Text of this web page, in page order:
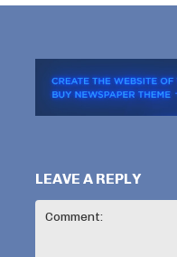
LEAVE A REPLY